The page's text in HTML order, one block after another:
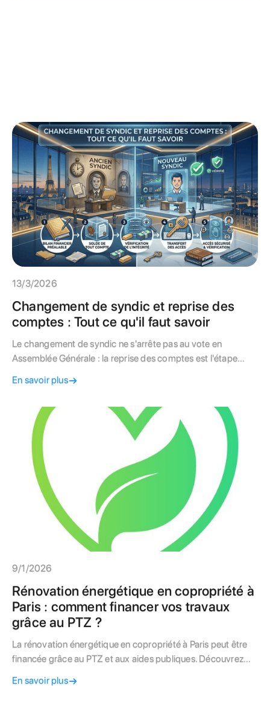
13/3/2026
Changement de syndic et reprise des
comptes : Tout ce qu'il faut savoir
Le changement de syndic ne s'arrête pas au vote en
Assemblée Générale : la reprise des comptes est l'étape
sous 15 jours et l'apurement définitif sous 3 mois, la loi 1965
sécuriser les fonds de votre copropriété, vérifier l'état des
impayés et assurer une transition comptable transparente
pour éviter tout blocage financier.
En savoir plus
9/1/2026
Rénovation énergétique en copropriété à
Paris : comment financer vos travaux
grâce au PTZ ?
La rénovation énergétique en copropriété à Paris peut être
financée grâce au PTZ et aux aides publiques. Découvrez
vos charges et valoriser votre immeuble.
En savoir plus